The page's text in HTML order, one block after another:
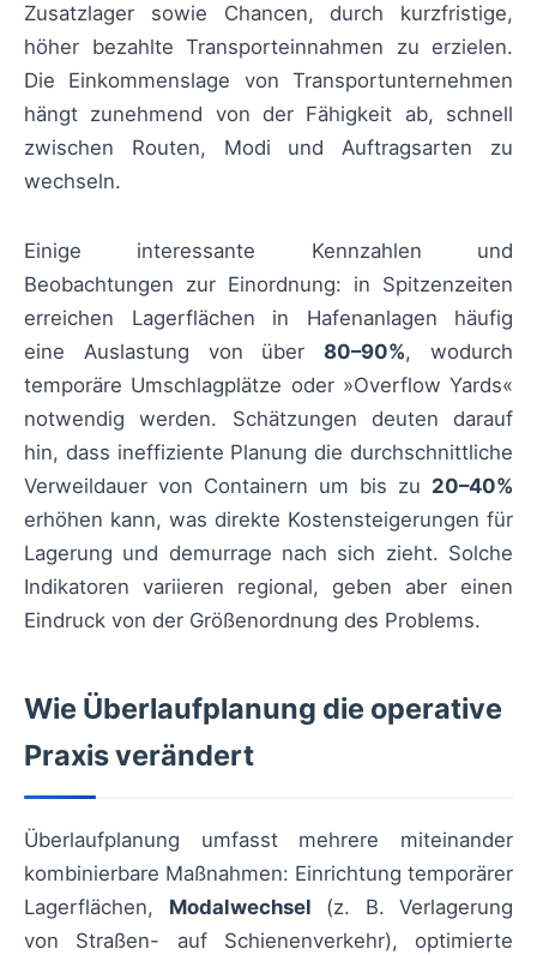
Zusatzlager sowie Chancen, durch kurzfristige,
höher bezahlte Transporteinnahmen zu erzielen.
Die Einkommenslage von Transportunternehmen
hängt zunehmend von der Fähigkeit ab, schnell
zwischen Routen, Modi und Auftragsarten zu
wechseln.
Einige interessante Kennzahlen und
Beobachtungen zur Einordnung: in Spitzenzeiten
erreichen Lagerflächen in Hafenanlagen häufig
eine Auslastung von über80–90%, wodurch
temporäre Umschlagplätze oder »Overflow Yards«
notwendig werden. Schätzungen deuten darauf
hin, dass ineffiziente Planung die durchschnittliche
Verweildauer von Containern um bis zu 20–40%
erhöhen kann, was direkte Kostensteigerungen für
Lagerung und demurrage nach sich zieht. Solche
Indikatoren variieren regional, geben aber einen
Eindruck von der Größenordnung des Problems.
Wie Überlaufplanung die operative
Praxis verändert
Überlaufplanung umfasst mehrere miteinander
kombinierbare Maßnahmen: Einrichtung temporärer
Lagerflächen, Modalwechsel (z. B. Verlagerung
von Straßen- auf Schienenverkehr), optimierte